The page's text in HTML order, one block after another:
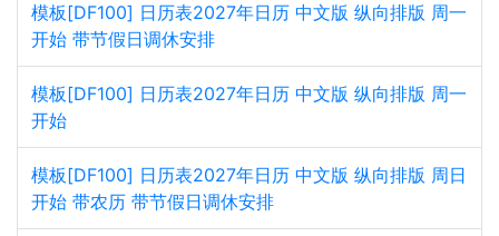
模板[DF100] 日历表2027年日历 中文版 纵向排版 周一
开始 带节假日调休安排
模板[DF100] 日历表2027年日历 中文版 纵向排版 周一
开始
模板[DF100] 日历表2027年日历 中文版 纵向排版 周日
开始 带农历 带节假日调休安排